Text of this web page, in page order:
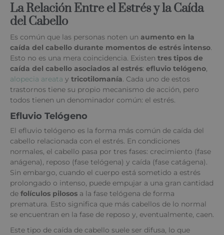
La Relación Entre el Estrés y la Caída
del Cabello
Es común que las personas noten un aumento en la
caída del cabello durante momentos de estrés intenso.
Esto no es una mera coincidencia. Existen tres tipos de
caída del cabello asociados al estrés: efluvio telógeno,
alopecia areata y tricotilomanía. Cada uno de estos
trastornos tiene su propio mecanismo de acción, pero
todos tienen un denominador común: el estrés.
Efluvio Telógeno
El efluvio telógeno es la forma más común de caída del
cabello relacionada con el estrés. En condiciones
normales, el cabello pasa por tres fases: crecimiento (fase
anágena), reposo (fase telógena) y caída (fase catágena).
Sin embargo, cuando el cuerpo está sometido a estrés
prolongado o intenso, puede empujar a una gran cantidad
de folículos pilosos a la fase telógena de forma
prematura. Esto significa que más cabellos de lo normal
se encuentran en la fase de reposo y, eventualmente, caen.
Este tipo de caída de cabello suele ser difusa, lo que